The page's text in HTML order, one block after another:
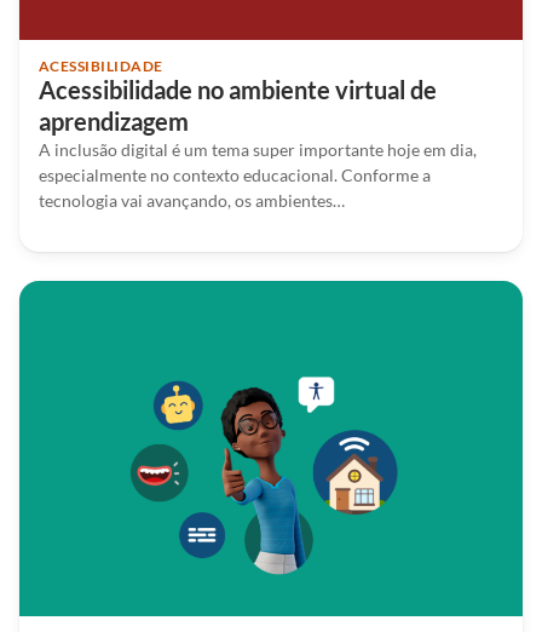
ACESSIBILIDADE
Acessibilidade no ambiente virtual de
aprendizagem
A inclusão digital é um tema super importante hoje em dia,
especialmente no contexto educacional. Conforme a
tecnologia vai avançando, os ambientes…